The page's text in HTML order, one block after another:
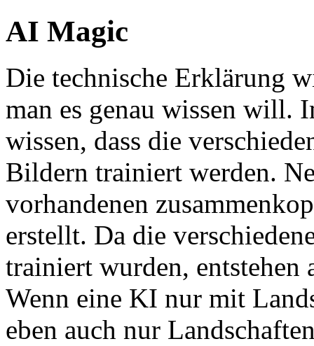
AI Magic
Die technische Erklärung
man es genau wissen will.
wissen, dass die
Bildern trainiert werden.
vorhandenen
erstellt. Da die
trainiert wurden, entstehen
Wenn eine KI nur mit
eben auch nur